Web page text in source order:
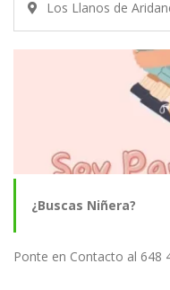
Los Llanos de
¿Buscas Niñera?
Ponte en Contacto al 648